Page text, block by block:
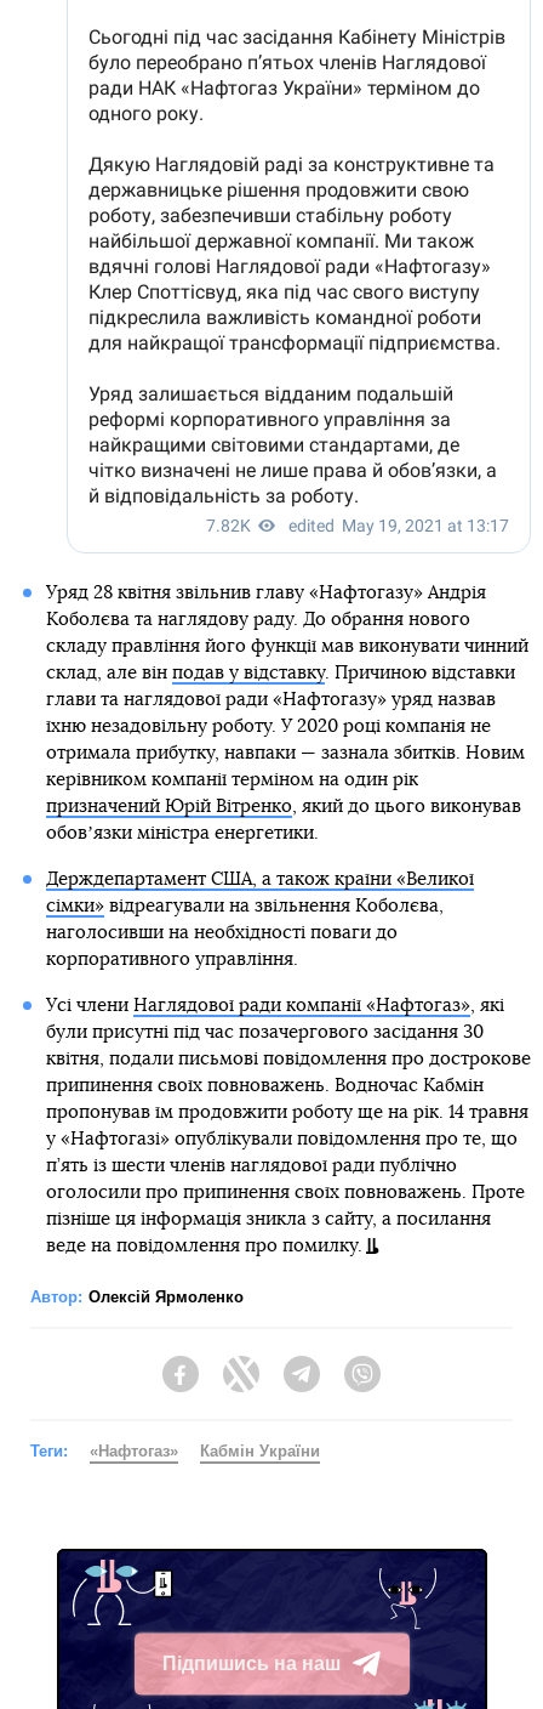
Уряд 28 квітня звільнив главу «Нафтогазу» Андрія
Коболєва та наглядову раду. До обрання нового
складу правління його функції мав виконувати чинний
склад, але він подав у відставку. Причиною відставки
глави та наглядової ради «Нафтогазу» уряд назвав
їхню незадовільну роботу. У 2020 році компанія не
отримала прибутку, навпаки — зазнала збитків. Новим
керівником компанії терміном на один рік
призначений Юрій Вітренко, який до цього виконував
обовʼязки міністра енергетики.
Держдепартамент США, а також країни «Великої
сімки»відреагували на звільнення Коболєва,
наголосивши на необхідності поваги до
корпоративного управління.
Усі члени Наглядової ради компанії «Нафтогаз», які
були присутні під час позачергового засідання 30
квітня, подали письмові повідомлення про дострокове
припинення своїх повноважень. Водночас Кабмін
пропонував їм продовжити роботу ще на рік. 14 травня
у «Нафтогазі» опублікували повідомлення про те, що
п’ять із шести членів наглядової ради публічно
оголосили про припинення своїх повноважень. Проте
пізніше ця інформація зникла з сайту, а посилання
веде на повідомлення про помилку.
Автор: Олексій Ярмоленко
FacebookTwitter Telegram
Теги: «Нафтогаз» Кабмін України
Підпишись на наш
Telegram